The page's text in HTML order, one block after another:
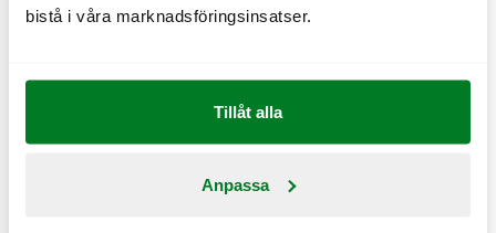
bistå i våra marknadsföringsinsatser.
Tillåt alla
Anpassa
separat plåt), pressa ned dem något så de blir mer
brödsmulorna ska ha smak.
Sätt in plåten med dina krutonger i ugnen i 15
minuter. Ta sedan ut dem och häll i en skål och låt
resterande brödbitar vara kvar i ugnen ca 10